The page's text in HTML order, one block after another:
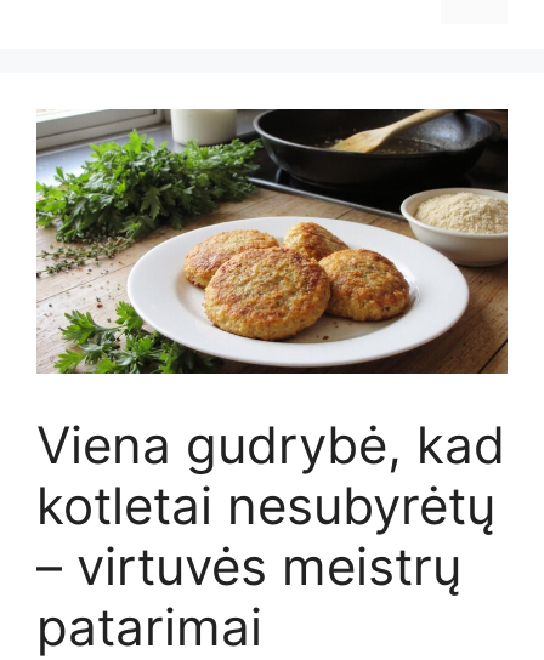
Viena gudrybė, kad
kotletai nesubyrėtų
– virtuvės meistrų
patarimai